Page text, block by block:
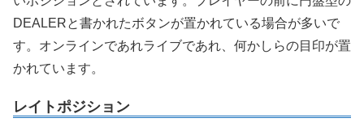
DEALERと書かれたボタンが置かれている場合が多いで
す。オンラインであれライブであれ、何かしらの目印が置
かれています。
レイトポジション